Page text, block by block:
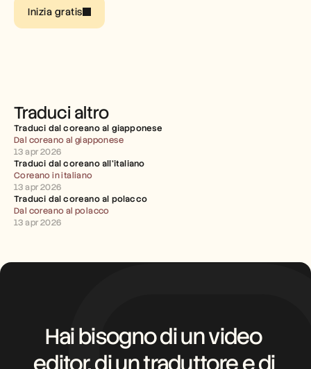
Inizia gratis
Traduci altro
Traduci dal coreano al giapponese
Dal coreano al giapponese
13 apr 2026
Traduci dal coreano all'italiano
Coreano in italiano
13 apr 2026
Traduci dal coreano al polacco
Dal coreano al polacco
13 apr 2026
Hai bisogno di un video
editor, di un traduttore e di
Carriere